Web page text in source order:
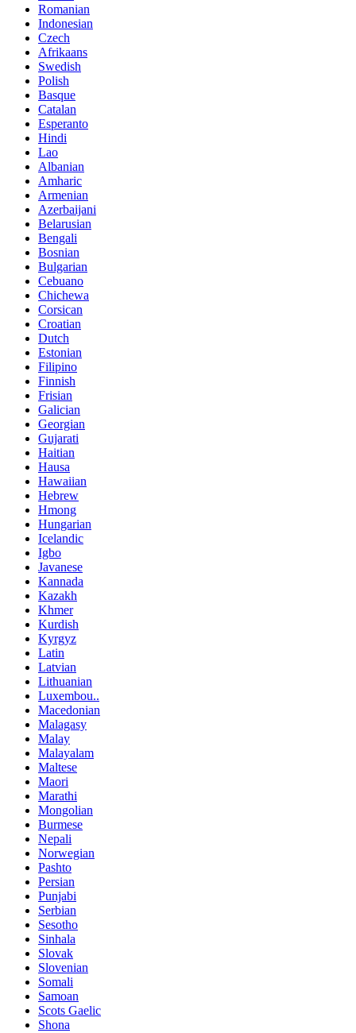
Romanian
Indonesian
Czech
Afrikaans
Swedish
Polish
Basque
Catalan
Esperanto
Hindi
Lao
Albanian
Amharic
Armenian
Azerbaijani
Belarusian
Bengali
Bosnian
Bulgarian
Cebuano
Chichewa
Corsican
Croatian
Dutch
Estonian
Filipino
Finnish
Frisian
Galician
Georgian
Gujarati
Haitian
Hausa
Hawaiian
Hebrew
Hmong
Hungarian
Icelandic
Igbo
Javanese
Kannada
Kazakh
Khmer
Kurdish
Kyrgyz
Latin
Latvian
Lithuanian
Luxembou..
Macedonian
Malagasy
Malay
Malayalam
Maltese
Maori
Marathi
Mongolian
Burmese
Nepali
Norwegian
Pashto
Persian
Punjabi
Serbian
Sesotho
Sinhala
Slovak
Slovenian
Somali
Samoan
Scots Gaelic
Shona